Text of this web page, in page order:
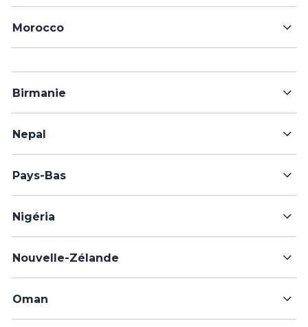
Morocco
Birmanie
Nepal
Pays-Bas
Nigéria
Nouvelle-Zélande
Oman